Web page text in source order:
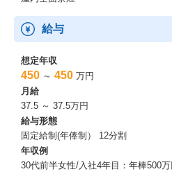
給与
想定年収
450 ～ 450 万円
月給
37.5 ～ 37.5万円
給与形態
固定給制(年俸制） 12分割
年収例
30代前半女性/入社4年目：年棒500